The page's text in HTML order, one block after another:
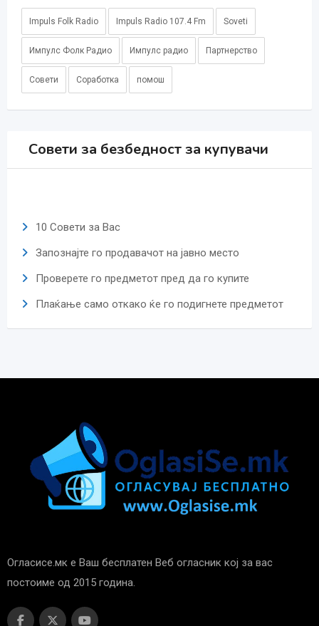
Impuls Folk Radio Impuls Radio 107.4 Fm Soveti
Импулс Фолк Радио Импулс радио Партнерство
Совети Соработка помош
Совети за безбедност за купувачи
10 Совети за Вас
Запознајте го продавачот на јавно место
Проверете го предметот пред да го купите
Плаќање само откако ќе го подигнете предметот
Огласисе.мк е Ваш бесплатен Веб огласник кој за вас
постоиме од 2015 година.